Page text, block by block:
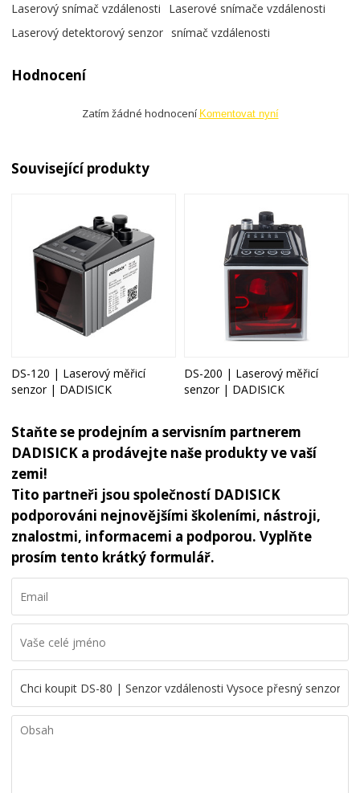
Laserový snímač vzdálenosti
Laserové snímače vzdálenosti
Laserový detektorový senzor snímač vzdálenosti
Hodnocení
Zatím žádné hodnocení Komentovat nyní
Související produkty
DS-120 | Laserový měřicí
senzor | DADISICK
DS-200 | Laserový měřicí
senzor | DADISICK
Staňte se prodejním a servisním partnerem
DADISICK a prodávejte naše produkty ve vaší
zemi!
Tito partneři jsou společností DADISICK
podporováni nejnovějšími školeními, nástroji,
znalostmi, informacemi a podporou. Vyplňte
prosím tento krátký formulář.